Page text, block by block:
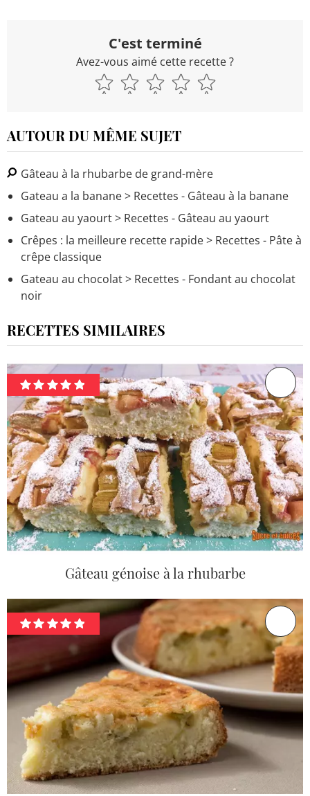
C'est terminé
Avez-vous aimé cette recette ?
AUTOUR DU MÊME SUJET
Gâteau à la rhubarbe de grand-mère
Gateau a la banane> Recettes - Gâteau à la banane
Gateau au yaourt> Recettes - Gâteau au yaourt
Crêpes : la meilleure recette rapide> Recettes - Pâte à
crêpe classique
Gateau au chocolat> Recettes - Fondant au chocolat
noir
RECETTES SIMILAIRES
Gâteau génoise à la rhubarbe